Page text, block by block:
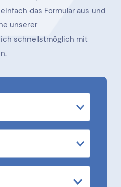
das Formular aus und
unserer
schnellstmöglich mit